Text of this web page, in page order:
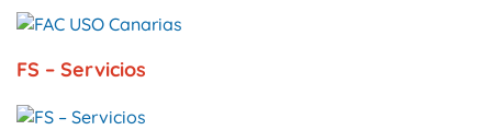
FS – Servicios